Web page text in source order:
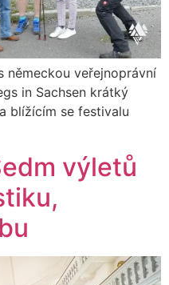
německou veřejnoprávní
in Sachsen krátký
blížícím se festivalu
výletů